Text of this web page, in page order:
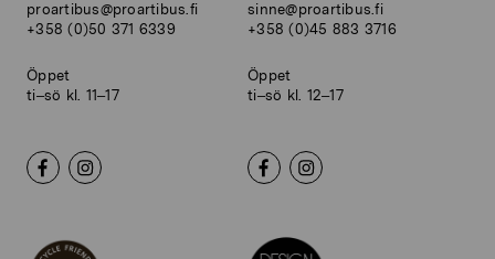
proartibus@proartibus.fi
+358 (0)50 371 6339
Öppet
ti–sö kl. 11–17
sinne@proartibus.fi
+358 (0)45 883 3716
Öppet
ti–sö kl. 12–17